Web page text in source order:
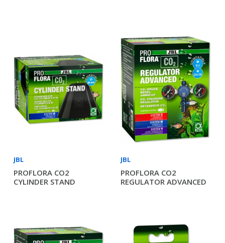
JBL
PROFLORA CO2
CYLINDER STAND
JBL
PROFLORA CO2
REGULATOR ADVANCED